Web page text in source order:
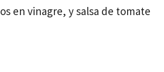
en vinagre, y salsa de tomate